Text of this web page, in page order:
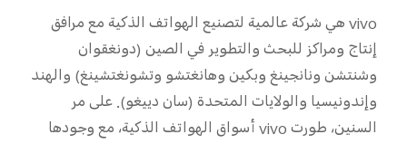
vivo هي شركة عالمية لتصنيع الهواتف الذكية مع مرافق
إنتاج ومراكز للبحث والتطوير في الصين (دونغقوان
وشنتشن ونانجينغ وبكين وهانغتشو وتشونغتشينغ) والهند
وإندونيسيا والولايات المتحدة (سان دييغو). على مر
السنين، طورت vivo أسواق الهواتف الذكية، مع وجودها